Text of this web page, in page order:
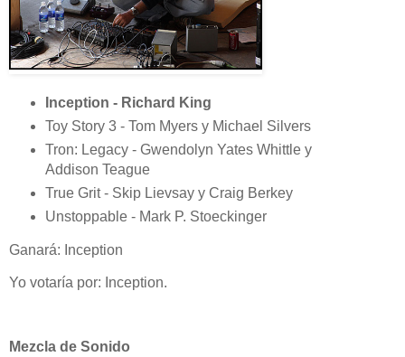
Inception - Richard King
Toy Story 3 - Tom Myers y Michael Silvers
Tron: Legacy - Gwendolyn Yates Whittle y
Addison Teague
True Grit - Skip Lievsay y Craig Berkey
Unstoppable - Mark P. Stoeckinger
Ganará: Inception
Yo votaría por: Inception.
Mezcla de Sonido